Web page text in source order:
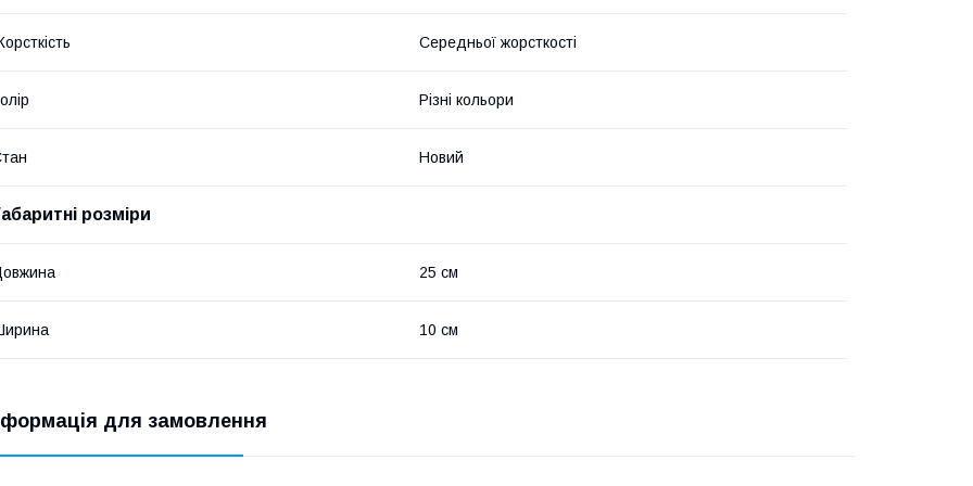
Середньої жорсткості
Різні кольори
Новий
розміри
25 см
10 см
для замовлення